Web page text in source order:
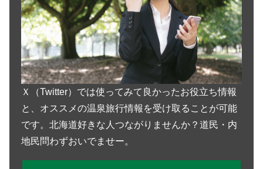
Ｘ（Twitter）では使ってみて良かったお役立ち情報
と、オススメの温泉旅行情報を受け取ることが可能
です。北海道好きな人つながりませんか？道民・内
地民問わずおいでませー。